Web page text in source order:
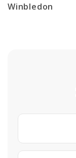
Winbledon